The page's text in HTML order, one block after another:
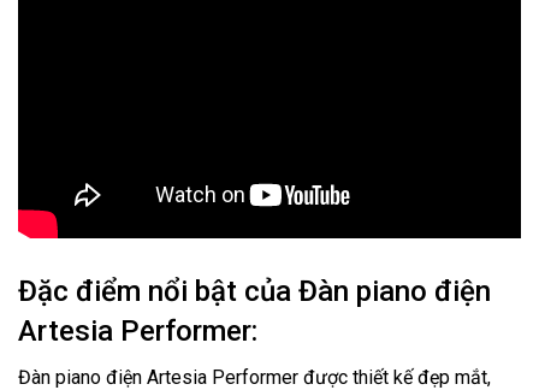
Đặc điểm nổi bật của Đàn piano điện
Artesia Performer:
Đàn piano điện Artesia Performer được thiết kế đẹp mắt,